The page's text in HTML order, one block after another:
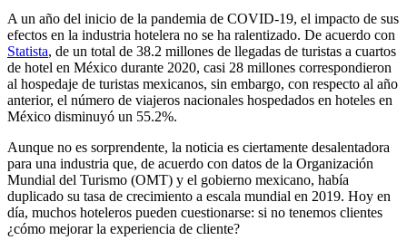
A un año del inicio de la pandemia de COVID-19, el impacto de sus
efectos en la industria hotelera no se ha ralentizado. De acuerdo con
Statista, de un total de 38.2 millones de llegadas de turistas a cuartos
de hotel en México durante 2020, casi 28 millones correspondieron
al hospedaje de turistas mexicanos, sin embargo, con respecto al año
anterior, el número de viajeros nacionales hospedados en hoteles en
México disminuyó un 55.2%.
Aunque no es sorprendente, la noticia es ciertamente desalentadora
para una industria que, de acuerdo con datos de la Organización
Mundial del Turismo (OMT) y el gobierno mexicano, había
duplicado su tasa de crecimiento a escala mundial en 2019. Hoy en
día, muchos hoteleros pueden cuestionarse: si no tenemos clientes
¿cómo mejorar la experiencia de cliente?